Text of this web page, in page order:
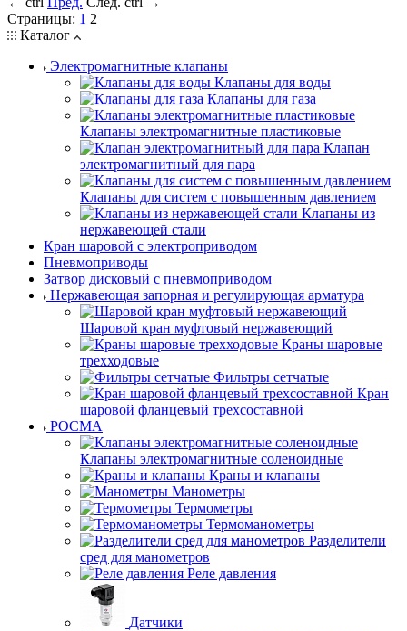
Страницы: 1 2
Каталог
Электромагнитные клапаны
Клапаны для воды
Клапаны для газа
Клапаны электромагнитные пластиковые
Клапан
электромагнитный для пара
Клапаны для систем с повышенным давлением
Клапаны из
нержавеющей стали
Кран шаровой с электроприводом
Пневмоприводы
Затвор дисковый с пневмоприводом
Нержавеющая запорная и регулирующая арматура
Шаровой кран муфтовый нержавеющий
Краны шаровые
трехходовые
Фильтры сетчатые
Кран
шаровой фланцевый трехсоставной
РОСМА
Клапаны электромагнитные соленоидные
Краны и клапаны
Манометры
Термометры
Термоманометры
Разделители
сред для манометров
Реле давления
Датчики